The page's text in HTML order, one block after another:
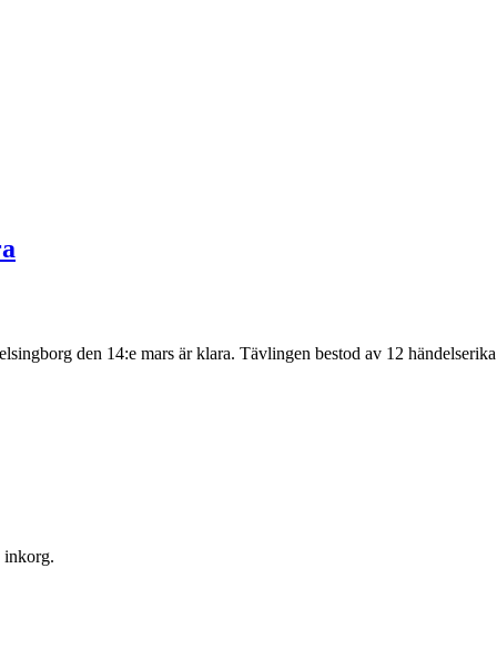
den 14:e mars är klara. Tävlingen bestod av 12
inkorg.